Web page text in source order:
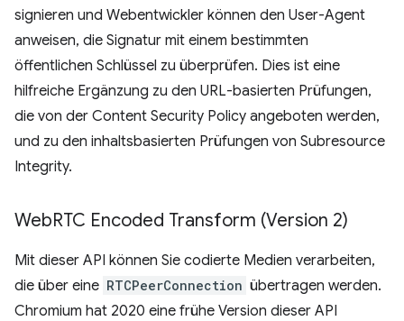
signieren und Webentwickler können den User-Agent
anweisen, die Signatur mit einem bestimmten
öffentlichen Schlüssel zu überprüfen. Dies ist eine
hilfreiche Ergänzung zu den URL-basierten Prüfungen,
die von der Content Security Policy angeboten werden,
und zu den inhaltsbasierten Prüfungen von Subresource
Integrity.
WebRTC Encoded Transform (Version 2)
Mit dieser API können Sie codierte Medien verarbeiten,
die über eine RTCPeerConnection übertragen werden.
Chromium hat 2020 eine frühe Version dieser API